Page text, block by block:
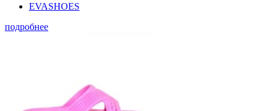
EVASHOES
подробнее